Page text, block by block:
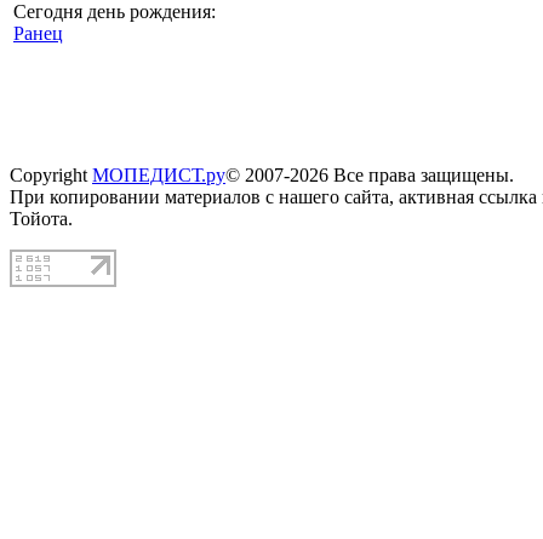
Сегодня день рождения:
Ранец
Copyright МОПЕДИСТ.ру© 2007-2026 Все права защищены.
При копировании материалов с нашего сайта, активная
Тойота.